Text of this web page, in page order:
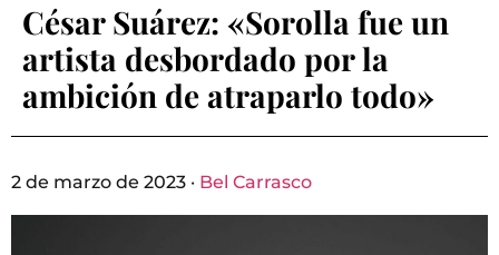
César Suárez: «Sorolla fue un
artista desbordado por la
ambición de atraparlo todo»
2 de marzo de 2023 · Bel Carrasco